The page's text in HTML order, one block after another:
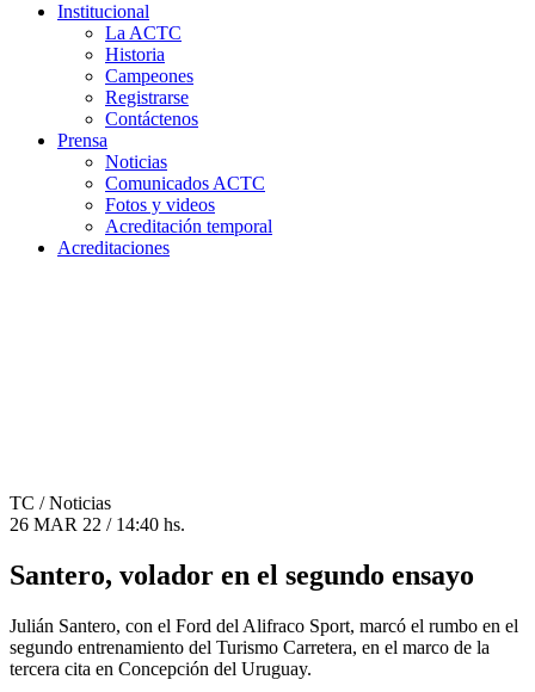
Institucional
La ACTC
Historia
Campeones
Registrarse
Contáctenos
Prensa
Noticias
Comunicados ACTC
Fotos y videos
Acreditación temporal
Acreditaciones
TC / Noticias
26 MAR 22 / 14:40 hs.
Santero, volador en el segundo ensayo
Julián Santero, con el Ford del Alifraco Sport, marcó el rumbo en el
segundo entrenamiento del Turismo Carretera, en el marco de la
tercera cita en Concepción del Uruguay.